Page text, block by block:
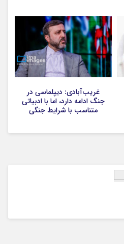
غریب‌آبادی: دیپلماسی در
جنگ ادامه دارد، اما با ادبیاتی
متناسب با شرایط جنگی